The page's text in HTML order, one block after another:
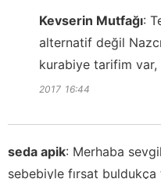
Kevserin Mutfağı:
alternatif değil
kurabiye tarifim
2017 16:44
seda apik: Merhaba
sebebiyle fırsat